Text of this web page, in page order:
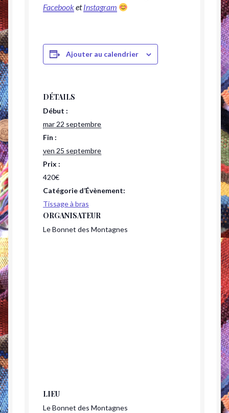
FacebooketInstagram
Ajouter au calendrier
DÉTAILS
Début :
mar 22 septembre
Fin :
ven 25 septembre
Prix :
420€
Catégorie d’Évènement:
Tissage à bras
ORGANISATEUR
Le Bonnet des Montagnes
LIEU
Le Bonnet des Montagnes